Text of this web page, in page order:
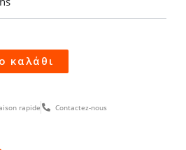
καλάθι
rapide Contactez-nous